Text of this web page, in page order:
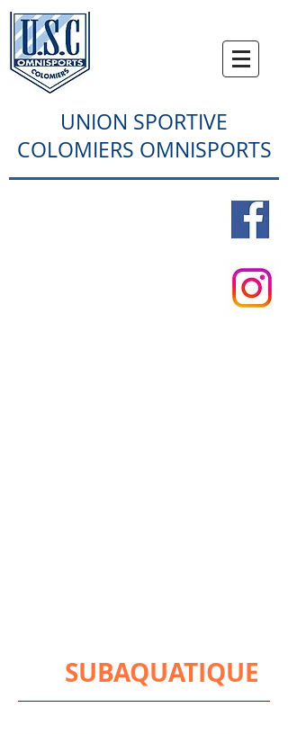
UNION SPORTIVE
COLOMIERS OMNISPORTS
SUBAQUATIQUE